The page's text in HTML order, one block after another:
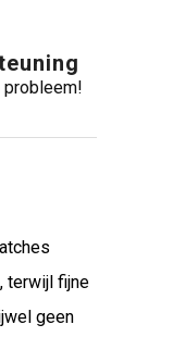
probleem!
terwijl fijne
geen